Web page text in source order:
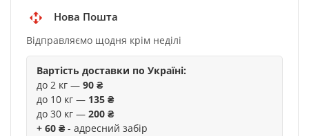
Нова Пошта
Відправляємо щодня крім неділі
Вартість доставки по Україні:
до 2 кг — 90 ₴
до 10 кг — 135 ₴
до 30 кг — 200 ₴
+ 60 ₴ - адресний забір